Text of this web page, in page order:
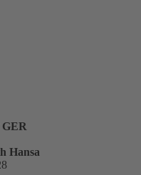
Hansa